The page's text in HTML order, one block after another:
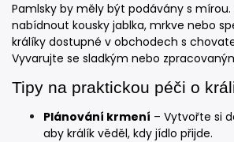
Pamlsky by měly být podávány s
nabídnout kousky jablka, mrkve nebo
králíky dostupné v obchodech s
Vyvarujte se sladkým nebo
Tipy na praktickou péči o
Plánování krmení – Vytvořte si
aby králík věděl, kdy jídlo přijde.